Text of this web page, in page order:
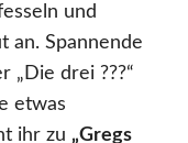
und
an. Spannende
„Die drei ???“
etwas
ihr zu „Gregs